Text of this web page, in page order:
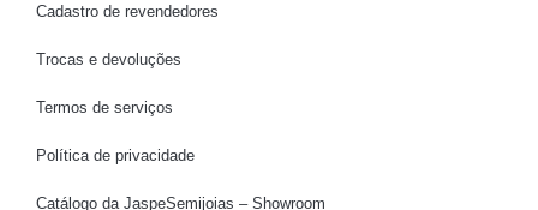
Cadastro de revendedores
Trocas e devoluções
Termos de serviços
Política de privacidade
Catálogo da JaspeSemijoias – Showroom